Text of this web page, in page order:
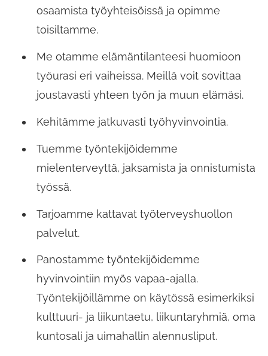
osaamista työyhteisöissä ja opimme
toisiltamme.
Me otamme elämäntilanteesi huomioon
työurasi eri vaiheissa. Meillä voit sovittaa
joustavasti yhteen työn ja muun elämäsi.
Kehitämme jatkuvasti työhyvinvointia.
Tuemme työntekijöidemme
mielenterveyttä, jaksamista ja onnistumista
työssä.
Tarjoamme kattavat työterveyshuollon
palvelut.
Panostamme työntekijöidemme
hyvinvointiin myös vapaa-ajalla.
Työntekijöillämme on käytössä esimerkiksi
kulttuuri- ja liikuntaetu, liikuntaryhmiä, oma
kuntosali ja uimahallin alennusliput.